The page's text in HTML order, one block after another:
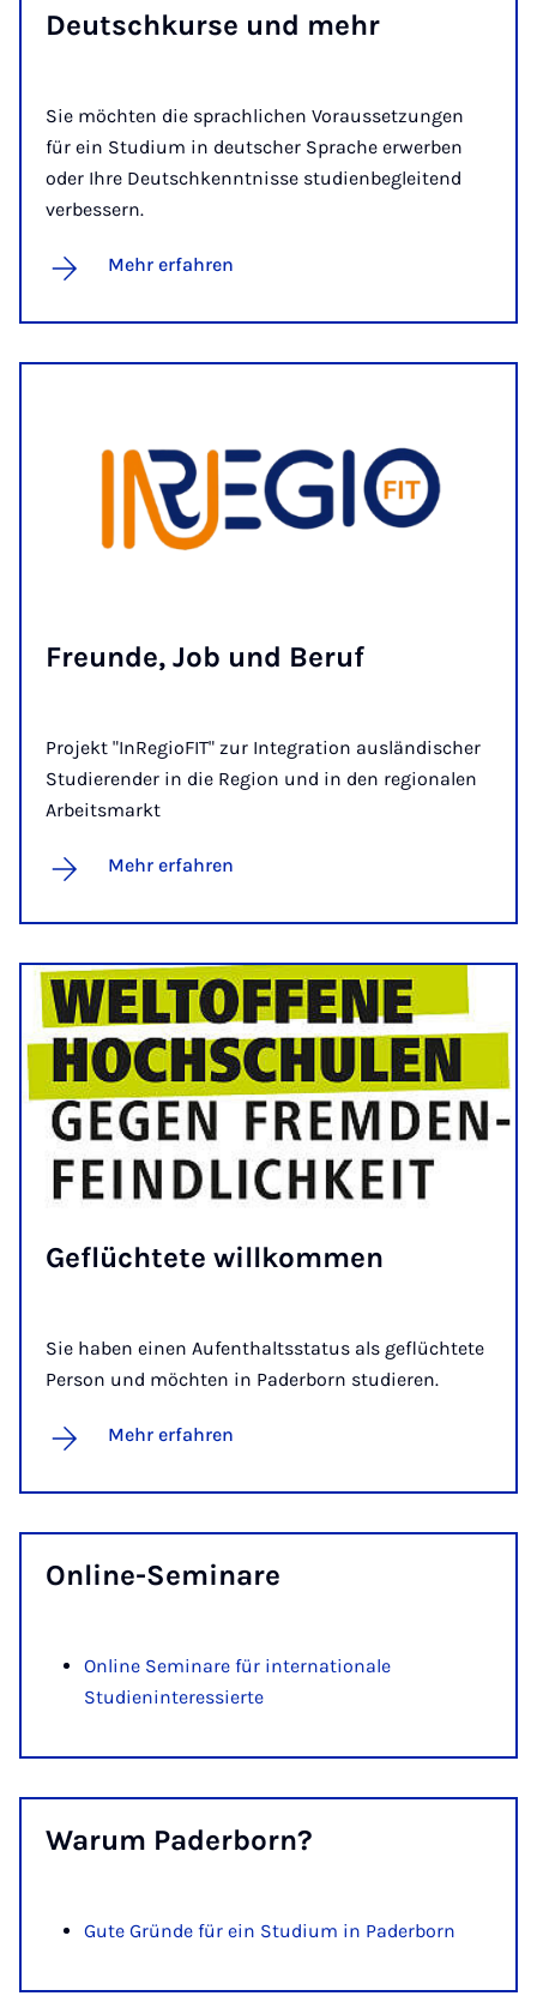
Deutsch­kur­se und mehr
Sie möchten die sprachlichen Voraussetzungen
für ein Studium in deutscher Sprache erwerben
oder Ihre Deutschkenntnisse studienbegleitend
verbessern.
Mehr erfahren
Freun­de, Job und Be­ruf
Projekt "InRegioFIT" zur Integration ausländischer
Studierender in die Region und in den regionalen
Arbeitsmarkt
Mehr erfahren
Ge­flüch­te­te will­kom­men
Sie haben einen Aufenthaltsstatus als geflüchtete
Person und möchten in Paderborn studieren.
Mehr erfahren
On­line-Se­mi­na­re
Online Seminare für internationale
Studieninteressierte
War­um Pa­der­born?
Gute Gründe für ein Studium in Paderborn